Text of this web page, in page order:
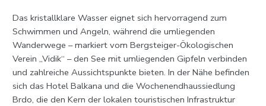
Das kristallklare Wasser eignet sich hervorragend zum
Schwimmen und Angeln, während die umliegenden
Wanderwege – markiert vom Bergsteiger-Ökologischen
Verein „Vidik“ – den See mit umliegenden Gipfeln verbinden
und zahlreiche Aussichtspunkte bieten. In der Nähe befinden
sich das Hotel Balkana und die Wochenendhaussiedlung
Brdo, die den Kern der lokalen touristischen Infrastruktur